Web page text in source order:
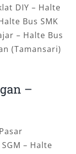
DIY – Halte
Bus SMK
– Halte Bus
(Tamansari)
–
– Halte